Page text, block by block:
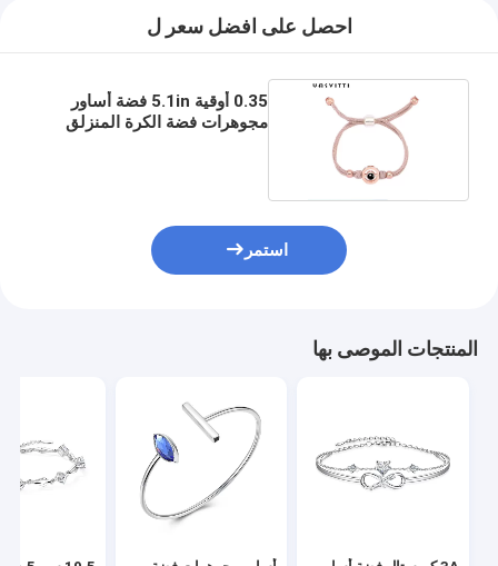
احصل على افضل سعر ل
0.35 أوقية 5.1in فضة أساور
مجوهرات فضة الكرة المنزلق
استمر
المنتجات الموصى بها